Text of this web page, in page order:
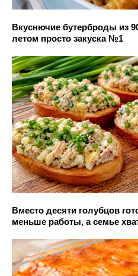
Вкуснючие бутерброды из
летом просто закуска №1
Вместо десяти голубцов
меньше работы, а семье